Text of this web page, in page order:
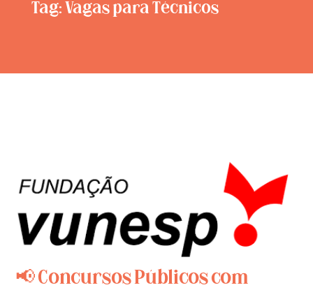
Tag: Vagas para Técnicos
📢 Concursos Públicos com